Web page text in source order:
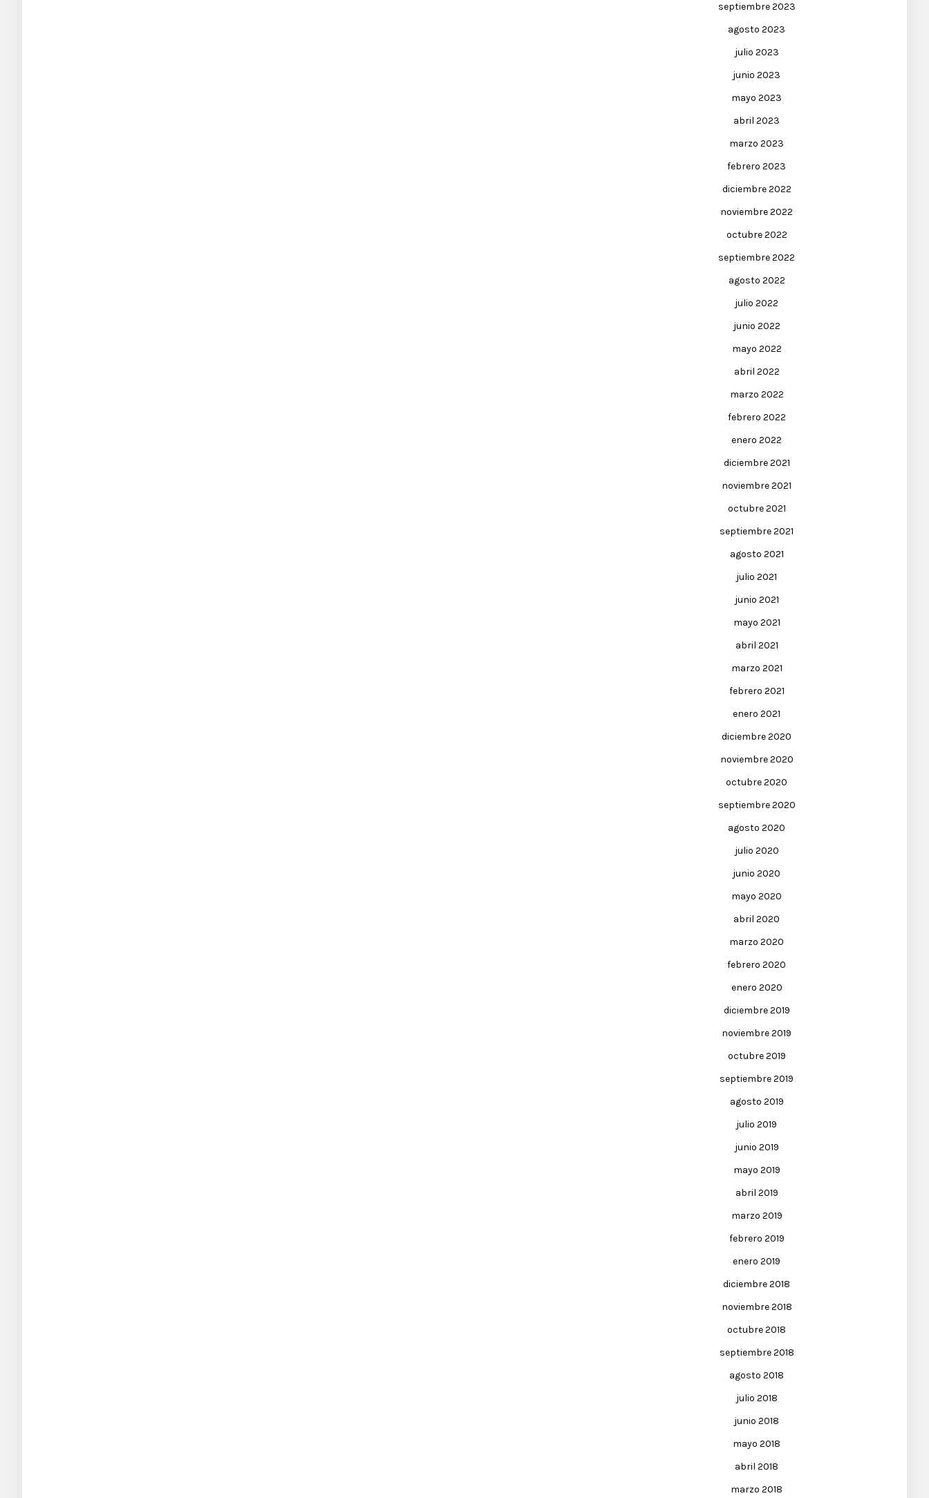
septiembre 2023
agosto 2023
julio 2023
junio 2023
mayo 2023
abril 2023
marzo 2023
febrero 2023
diciembre 2022
noviembre 2022
octubre 2022
septiembre 2022
agosto 2022
julio 2022
junio 2022
mayo 2022
abril 2022
marzo 2022
febrero 2022
enero 2022
diciembre 2021
noviembre 2021
octubre 2021
septiembre 2021
agosto 2021
julio 2021
junio 2021
mayo 2021
abril 2021
marzo 2021
febrero 2021
enero 2021
diciembre 2020
noviembre 2020
octubre 2020
septiembre 2020
agosto 2020
julio 2020
junio 2020
mayo 2020
abril 2020
marzo 2020
febrero 2020
enero 2020
diciembre 2019
noviembre 2019
octubre 2019
septiembre 2019
agosto 2019
julio 2019
junio 2019
mayo 2019
abril 2019
marzo 2019
febrero 2019
enero 2019
diciembre 2018
noviembre 2018
octubre 2018
septiembre 2018
agosto 2018
julio 2018
junio 2018
mayo 2018
abril 2018
marzo 2018